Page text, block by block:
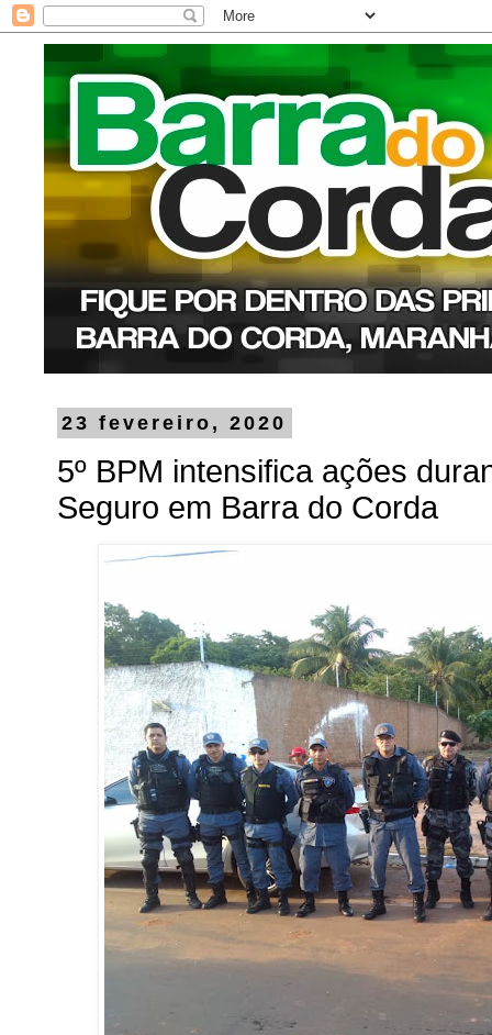
23 fevereiro, 2020
5º BPM intensifica ações
Seguro em Barra do Corda